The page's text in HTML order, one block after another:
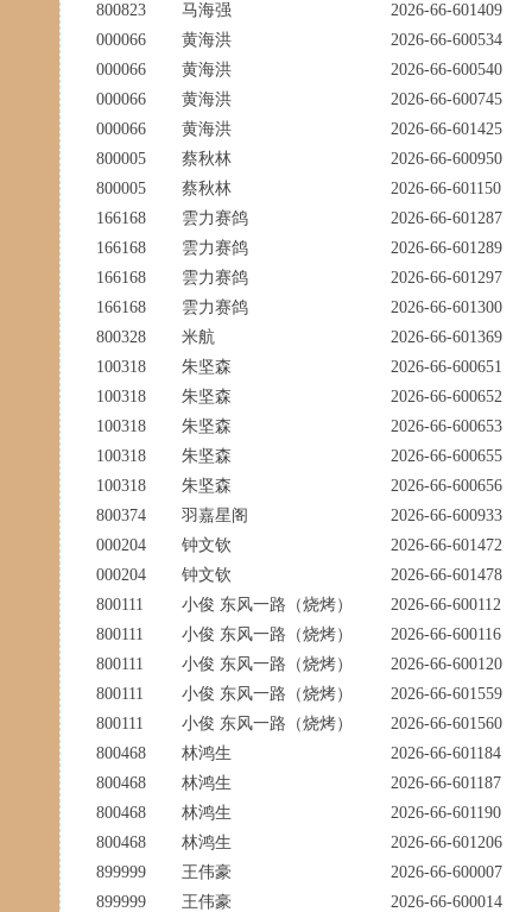
800823
马海强
2026-66-601409
000066
黄海洪
2026-66-600534
000066
黄海洪
2026-66-600540
000066
黄海洪
2026-66-600745
000066
黄海洪
2026-66-601425
800005
蔡秋林
2026-66-600950
800005
蔡秋林
2026-66-601150
166168
雲力赛鸽
2026-66-601287
166168
雲力赛鸽
2026-66-601289
166168
雲力赛鸽
2026-66-601297
166168
雲力赛鸽
2026-66-601300
800328
米航
2026-66-601369
100318
朱坚森
2026-66-600651
100318
朱坚森
2026-66-600652
100318
朱坚森
2026-66-600653
100318
朱坚森
2026-66-600655
100318
朱坚森
2026-66-600656
800374
羽嘉星阁
2026-66-600933
000204
钟文钦
2026-66-601472
000204
钟文钦
2026-66-601478
800111
小俊 东风一路（烧烤）
2026-66-600112
800111
小俊 东风一路（烧烤）
2026-66-600116
800111
小俊 东风一路（烧烤）
2026-66-600120
800111
小俊 东风一路（烧烤）
2026-66-601559
800111
小俊 东风一路（烧烤）
2026-66-601560
800468
林鸿生
2026-66-601184
800468
林鸿生
2026-66-601187
800468
林鸿生
2026-66-601190
800468
林鸿生
2026-66-601206
899999
王伟豪
2026-66-600007
899999
王伟豪 2026-66-600014